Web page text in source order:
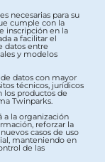
necesarias para su
cumple con la
inscripción en la
a facilitar el
datos entre
y modelos
datos con mayor
técnicos, jurídicos
los productos de
Twinparks.
a la organización
reforzar la
casos de uso
manteniendo en
de las